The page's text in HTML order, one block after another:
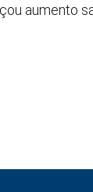
aumento